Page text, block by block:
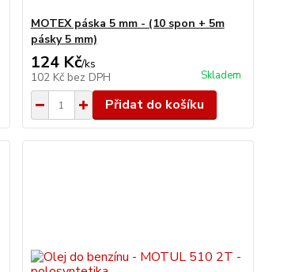
MOTEX páska 5 mm - (10 spon + 5m
pásky 5 mm)
124 Kč/ks
102 Kč bez DPH Skladem
Přidat do košíku